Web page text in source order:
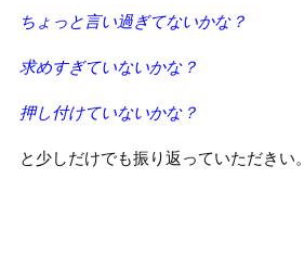
ちょっと言い過ぎてないかな？
求めすぎていないかな？
押し付けていないかな？
と少しだけでも振り返っていただきい。